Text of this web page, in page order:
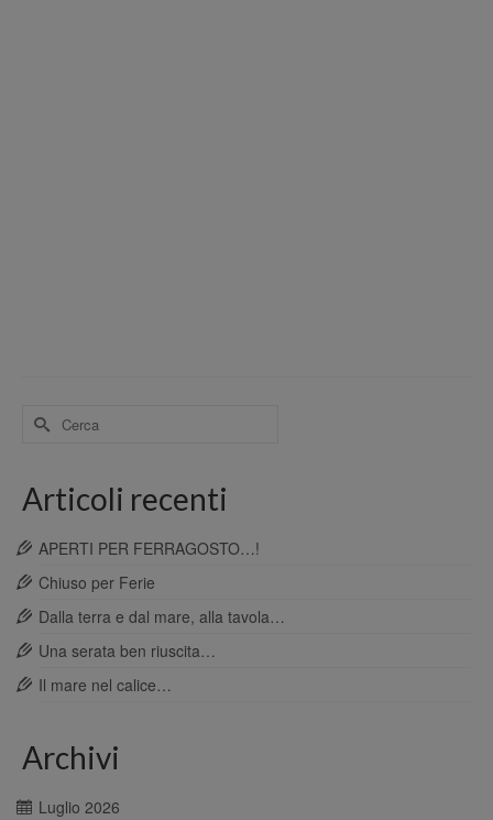
Cerca
per:
Articoli recenti
APERTI PER FERRAGOSTO…!
Chiuso per Ferie
Dalla terra e dal mare, alla tavola…
Una serata ben riuscita…
Il mare nel calice…
Archivi
Luglio 2026